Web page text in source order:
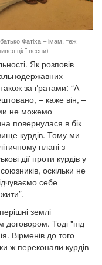
Фатіха – імам, теж
цієї весни)
Як розповів
за ґратами: “А
– каже він, –
не можемо
повернулася в бік
курдів. Тому ми
плані з
дії проти курдів у
оскільки не
себе
землі
договором. Тоді "під
Вірменів до того
ж переконали курдів